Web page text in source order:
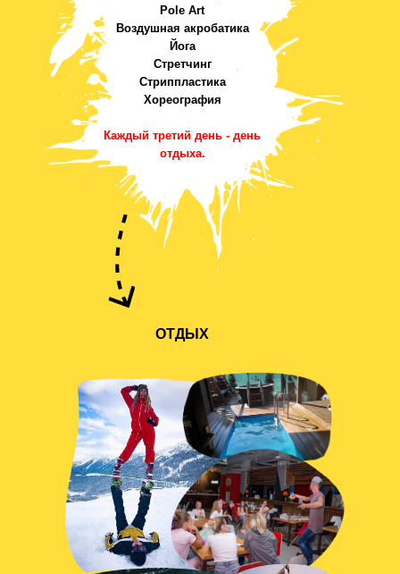
ОТДЫХ
Pole Art
Воздушная акробатика
Йога
Стретчинг
Стриппластика
Хореография
Каждый третий день - день
отдыха.